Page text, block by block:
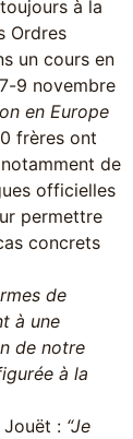
à la
Ordres
un cours en
9 novembre
en Europe
frères ont
de
officielles
permettre
concrets
de
à une
de notre
à la
Jouët : “Je